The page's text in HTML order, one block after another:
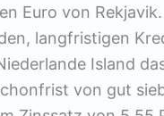
Euro von
langfristigen
Island
von gut